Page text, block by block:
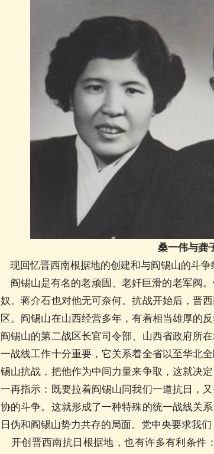
桑一伟与龚
现回忆晋西南根据地的创建和与阎锡山的斗争
阎锡山是有名的老顽固、老奸巨滑的老军阀
奴。蒋介石也对他无可奈何。抗战开始后，晋
区。阎锡山在山西经营多年，有着相当雄厚的
阎锡山的第二战区长官司令部、山西省政府所
一战线工作十分重要，它关系着全省以至华北
锡山抗战，把他作为中间力量来争取，这就决
一再指示：既要拉着阎锡山同我们一道抗日，
协的斗争。这就形成了一种特殊的统一战线关
日伪和阎锡山势力共存的局面。党中央要求我
开创晋西南抗日根据地，也有许多有利条件